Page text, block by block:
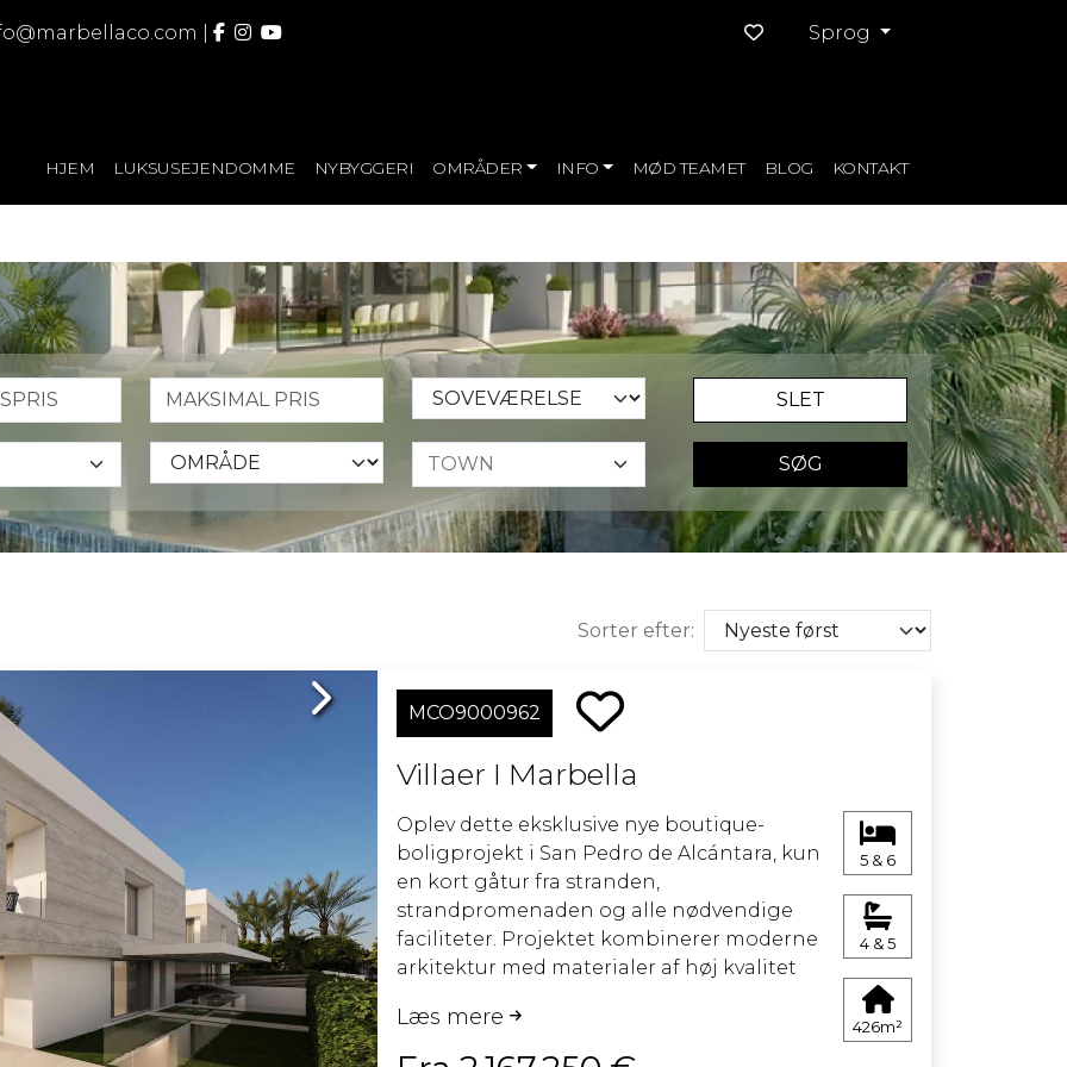
Sprog
HJEM LUKSUSEJENDOMME NYBYGGERI OMRÅDER INFO MØD TEAMET BLOG KONTAKT
SLET
SØG
Sorter efter:
Next
MCO9000962
Villaer I Marbella
Oplev dette eksklusive nye boutique-
boligprojekt i San Pedro de Alcántara, kun
en kort gåtur fra stranden,
strandpromenaden og alle nødvendige
faciliteter. Projektet kombinerer moderne
arkitektur med materialer af høj kvalitet
komfort, elegance og funktionalitet går
hånd i hånd. Gulv-til-loft-vinduer og en
Læs mere
5 & 6
4 & 5
426m²